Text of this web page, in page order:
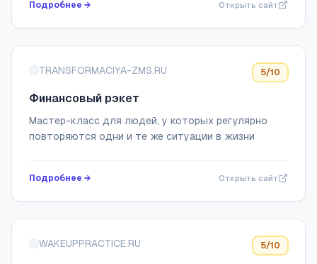
Подробнее → Открыть сайт
TRANSFORMACIYA-ZMS.RU 5/10
Финансовый рэкет
Мастер-класс для людей, у которых регулярно
повторяются одни и те же ситуации в жизни
Подробнее → Открыть сайт
WAKEUPPRACTICE.RU 5/10